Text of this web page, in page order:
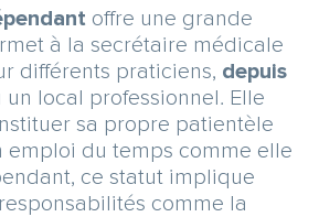
offre une grande
à la secrétaire médicale
différents praticiens, depuis
un local professionnel. Elle
sa propre patientèle
emploi du temps comme elle
ce statut implique
comme la